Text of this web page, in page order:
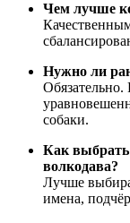
Чем лучше
Нужно ли
Обязательно.
собаки.
Как выбрать
волкодава?
Лучше
имена,